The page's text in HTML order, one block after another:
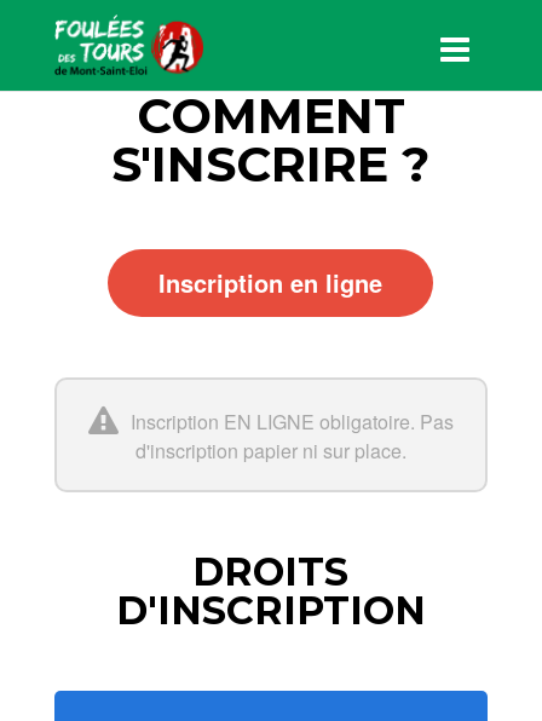
COMMENT
S'INSCRIRE ?
Inscription en ligne
Inscription EN LIGNE obligatoire. Pas
d'inscription papier ni sur place.
DROITS
D'INSCRIPTION